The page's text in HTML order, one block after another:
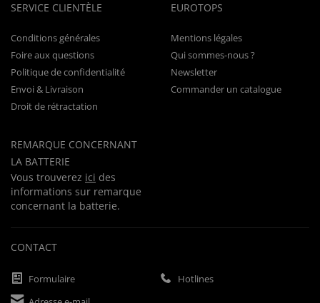
SERVICE CLIENTÈLE
Conditions générales
Foire aux questions
Politique de confidentialité
Envoi & Livraison
Droit de rétractation
REMARQUE CONCERNANT
LA BATTERIE
Vous trouverez ici des
informations sur remarque
concernant la batterie.
EUROTOPS
Mentions légales
Qui sommes-nous ?
Newsletter
Commander un catalogue
CONTACT
Formulaire
Hotlines